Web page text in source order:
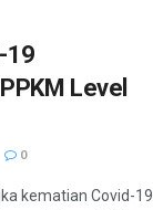
19
Level
0
kematian Covid-19